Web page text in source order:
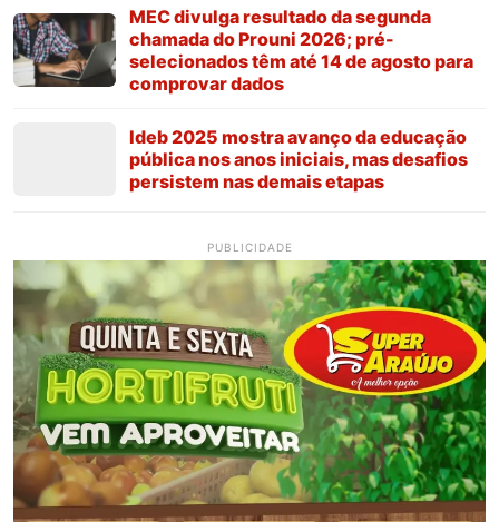
MEC divulga resultado da segunda
chamada do Prouni 2026; pré-
selecionados têm até 14 de agosto para
comprovar dados
Ideb 2025 mostra avanço da educação
pública nos anos iniciais, mas desafios
persistem nas demais etapas
PUBLICIDADE